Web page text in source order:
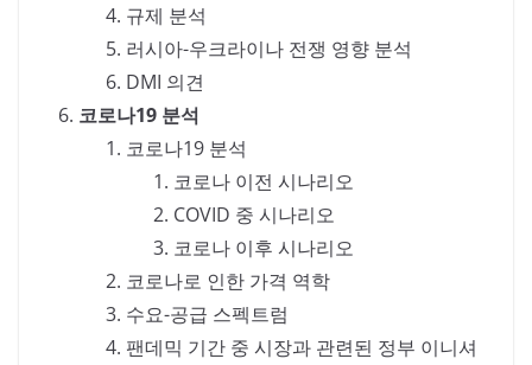
규제 분석
러시아-우크라이나 전쟁 영향 분석
DMI 의견
코로나19 분석
코로나19 분석
코로나 이전 시나리오
COVID 중 시나리오
코로나 이후 시나리오
코로나로 인한 가격 역학
수요-공급 스펙트럼
팬데믹 기간 중 시장과 관련된 정부 이니셔